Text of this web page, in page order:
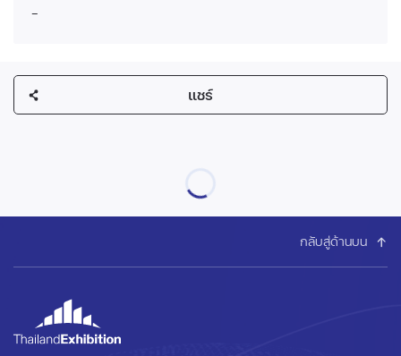
-
แชร์
กลับสู่ด้านบน